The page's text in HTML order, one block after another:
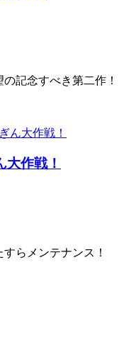
記念すべき第二作！
作戦！
らメンテナンス！